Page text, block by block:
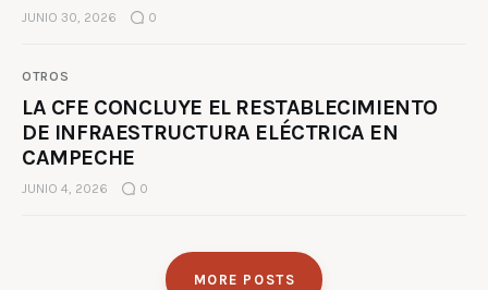
JUNIO 30, 2026 0
OTROS
LA CFE CONCLUYE EL RESTABLECIMIENTO
DE INFRAESTRUCTURA ELÉCTRICA EN
CAMPECHE
JUNIO 4, 2026 0
MORE POSTS